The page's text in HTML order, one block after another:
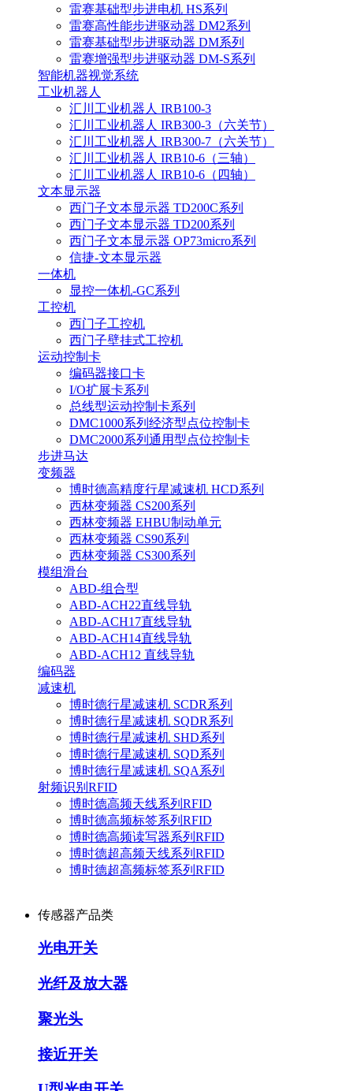
雷赛基础型步进电机 HS系列
雷赛高性能步进驱动器 DM2系列
雷赛基础型步进驱动器 DM系列
雷赛增强型步进驱动器 DM-S系列
智能机器视觉系统
工业机器人
汇川工业机器人 IRB100-3
汇川工业机器人 IRB300-3（六关节）
汇川工业机器人 IRB300-7（六关节）
汇川工业机器人 IRB10-6（三轴）
汇川工业机器人 IRB10-6（四轴）
文本显示器
西门子文本显示器 TD200C系列
西门子文本显示器 TD200系列
西门子文本显示器 OP73micro系列
信捷-文本显示器
一体机
显控一体机-GC系列
工控机
西门子工控机
西门子壁挂式工控机
运动控制卡
编码器接口卡
I/O扩展卡系列
总线型运动控制卡系列
DMC1000系列经济型点位控制卡
DMC2000系列通用型点位控制卡
步进马达
变频器
博时德高精度行星减速机 HCD系列
西林变频器 CS200系列
西林变频器 EHBU制动单元
西林变频器 CS90系列
西林变频器 CS300系列
模组滑台
ABD-组合型
ABD-ACH22直线导轨
ABD-ACH17直线导轨
ABD-ACH14直线导轨
ABD-ACH12 直线导轨
编码器
减速机
博时德行星减速机 SCDR系列
博时德行星减速机 SQDR系列
博时德行星减速机 SHD系列
博时德行星减速机 SQD系列
博时德行星减速机 SQA系列
射频识别RFID
博时德高频天线系列RFID
博时德高频标签系列RFID
博时德高频读写器系列RFID
博时德超高频天线系列RFID
博时德超高频标签系列RFID
传感器产品类
光电开关
光纤及放大器
聚光头
接近开关